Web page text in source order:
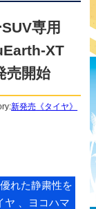
専用
XT
売開始
新発売《タイヤ》
れた静粛性を
ヤ 、ヨコハマ